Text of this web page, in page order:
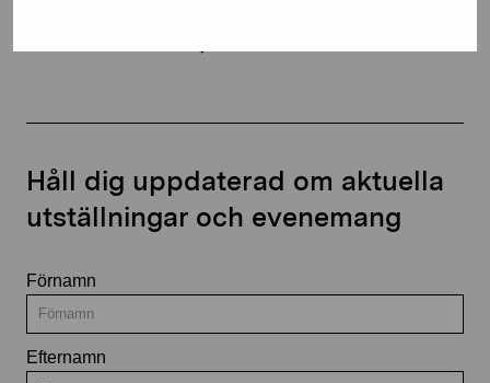
Håll dig uppdaterad om aktuella
utställningar och evenemang
Förnamn
Efternamn